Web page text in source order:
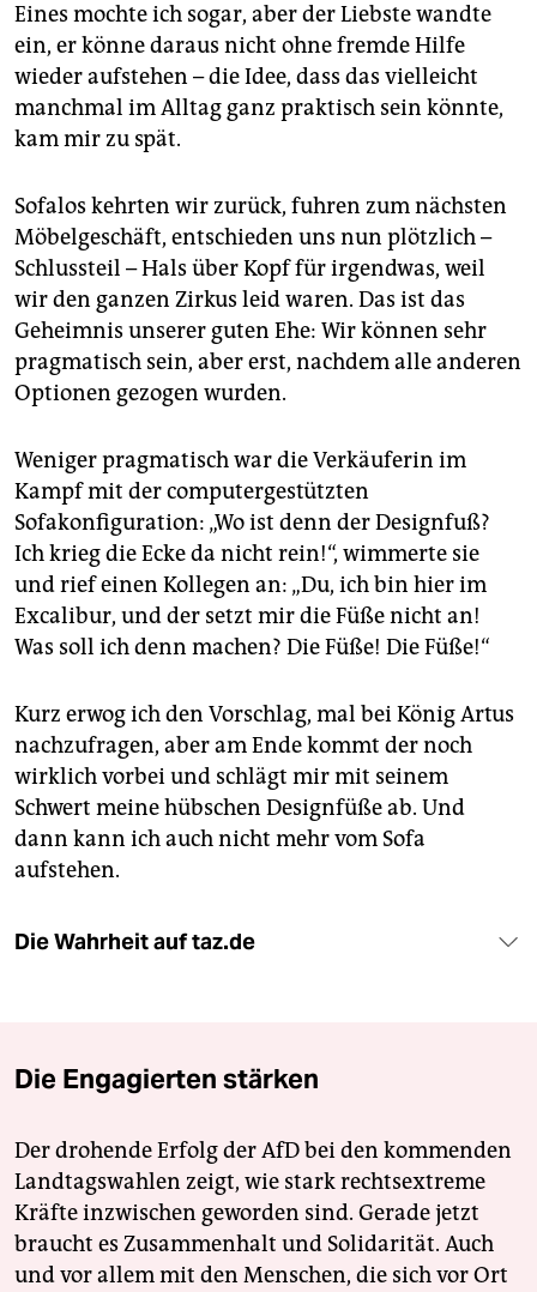
Eines mochte ich sogar, aber der Liebste wandte
ein, er könne daraus nicht ohne fremde Hilfe
wieder aufstehen – die Idee, dass das vielleicht
manchmal im Alltag ganz praktisch sein könnte,
kam mir zu spät.
Sofalos kehrten wir zurück, fuhren zum nächsten
Möbelgeschäft, entschieden uns nun plötzlich –
Schlussteil – Hals über Kopf für irgendwas, weil
wir den ganzen Zirkus leid waren. Das ist das
Geheimnis unserer guten Ehe: Wir können sehr
pragmatisch sein, aber erst, nachdem alle anderen
Optionen gezogen wurden.
Weniger pragmatisch war die Verkäuferin im
Kampf mit der computergestützten
Sofakonfiguration: „Wo ist denn der Designfuß?
Ich krieg die Ecke da nicht rein!“, wimmerte sie
und rief einen Kollegen an: „Du, ich bin hier im
Excalibur, und der setzt mir die Füße nicht an!
Was soll ich denn machen? Die Füße! Die Füße!“
Kurz erwog ich den Vorschlag, mal bei König Artus
nachzufragen, aber am Ende kommt der noch
wirklich vorbei und schlägt mir mit seinem
Schwert meine hübschen Designfüße ab. Und
dann kann ich auch nicht mehr vom Sofa
aufstehen.
Die Wahrheit auf taz.de
Die Engagierten stärken
Der drohende Erfolg der AfD bei den kommenden
Landtagswahlen zeigt, wie stark rechtsextreme
Kräfte inzwischen geworden sind. Gerade jetzt
braucht es Zusammenhalt und Solidarität. Auch
und vor allem mit den Menschen, die sich vor Ort